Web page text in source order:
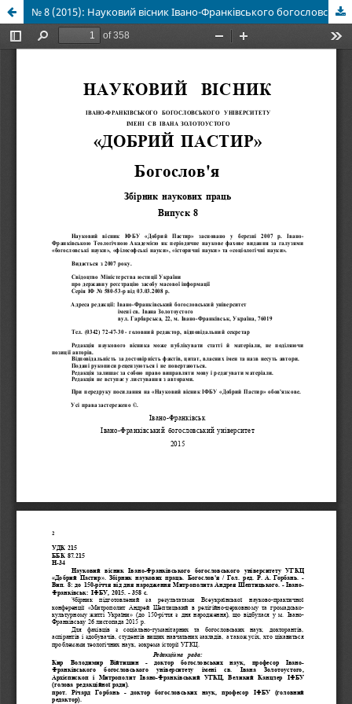
№ 8 (2015): Науковий вісник Івано-Франківського богословського університету УГКЦ Добрий Пастир. Збірник наукових праць. Богослов'я / Гол. ред. Р. А. Горбань. - Вип. 8: до 150-річчя від дня народження Митрополита Андрея Шептицького.